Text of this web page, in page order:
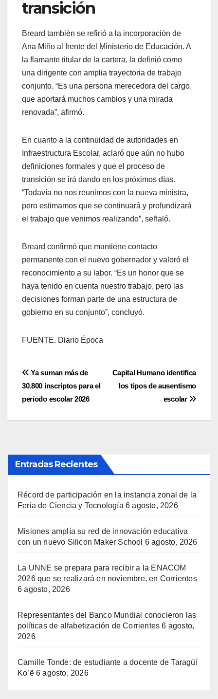
transición
Breard también se refirió a la incorporación de
Ana Miño al frente del Ministerio de Educación. A
la flamante titular de la cartera, la definió como
una dirigente con amplia trayectoria de trabajo
conjunto. “Es una persona merecedora del cargo,
que aportará muchos cambios y una mirada
renovada”, afirmó.
En cuanto a la continuidad de autoridades en
Infraestructura Escolar, aclaró que aún no hubo
definiciones formales y que el proceso de
transición se irá dando en los próximos días.
“Todavía no nos reunimos con la nueva ministra,
pero estimamos que se continuará y profundizará
el trabajo que venimos realizando”, señaló.
Breard confirmó que mantiene contacto
permanente con el nuevo gobernador y valoró el
reconocimiento a su labor. “Es un honor que se
haya tenido en cuenta nuestro trabajo, pero las
decisiones forman parte de una estructura de
gobierno en su conjunto”, concluyó.
FUENTE. Diario Época
Navegación
de
entradas
Capital Humano identifica
los tipos de ausentismo
escolar
Ya suman más de
30.800 inscriptos para el
período escolar 2026
Entradas Recientes
Récord de participación en la instancia zonal de la
Feria de Ciencia y Tecnología 6 agosto, 2026
Misiones amplía su red de innovación educativa
con un nuevo Silicon Maker School 6 agosto, 2026
La UNNE se prepara para recibir a la ENACOM
2026 que se realizará en noviembre, en Corrientes
6 agosto, 2026
Representantes del Banco Mundial conocieron las
políticas de alfabetización de Corrientes 6 agosto,
2026
Camille Tonde: de estudiante a docente de Taragüí
Ko’ẽ 6 agosto, 2026